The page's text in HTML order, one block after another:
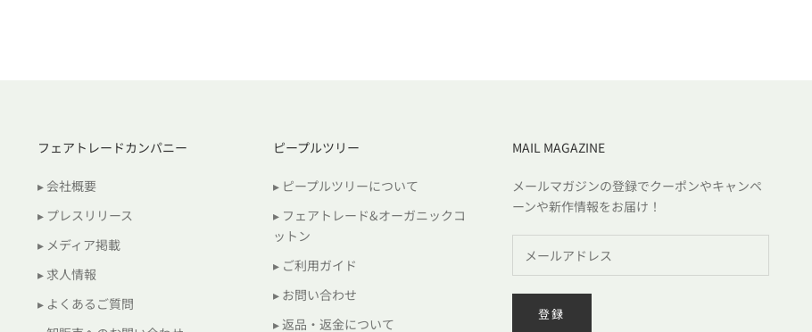
フェアトレードカンパニー
▸ 会社概要
▸ プレスリリース
▸ メディア掲載
▸ 求人情報
▸ よくあるご質問
ピープルツリー
▸ ピープルツリーについて
▸ フェアトレード&オーガニックコ
ットン
▸ ご利用ガイド
▸ お問い合わせ
▸ 返品・返金について
MAIL MAGAZINE
メールマガジンの登録でクーポンやキャンペ
ーンや新作情報をお届け！
登録